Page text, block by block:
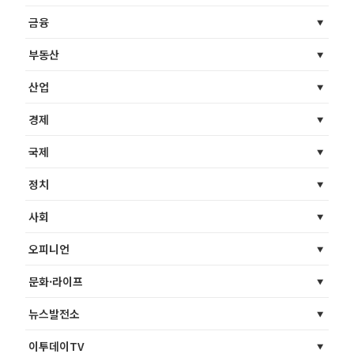
금융
부동산
산업
경제
국제
정치
사회
오피니언
문화·라이프
뉴스발전소
이투데이TV